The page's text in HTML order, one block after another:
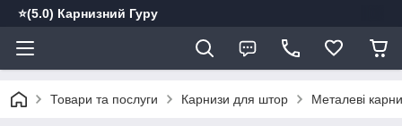
⭐️(5.0) Карнизний Гуру
Товари та послуги Карнизи для штор Металеві